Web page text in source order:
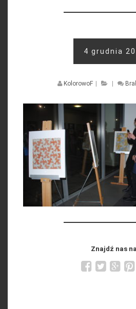
4 grudnia
KolorowoF
Znajdź nas